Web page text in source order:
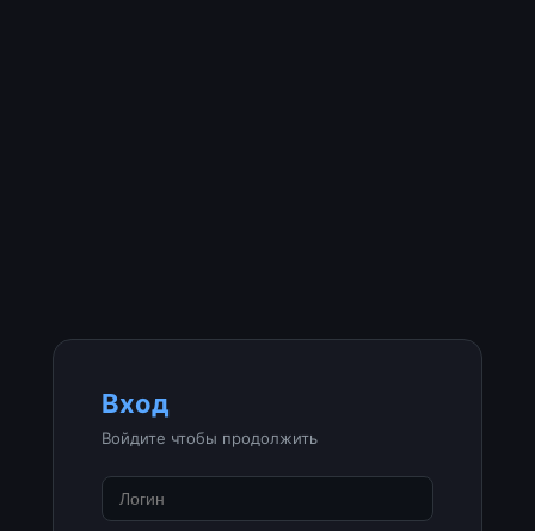
Вход
Войдите чтобы продолжить